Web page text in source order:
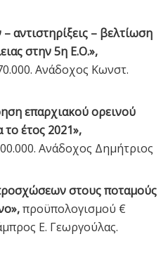
αντιστηρίξεις – βελτίωση
στην 5η Ε.Ο.»,
Ανάδοχος Κωνστ.
επαρχιακού ορεινού
το έτος 2021»,
Ανάδοχος Δημήτριος
στους ποταμούς
προϋπολογισμού €
Ε. Γεωργούλας.